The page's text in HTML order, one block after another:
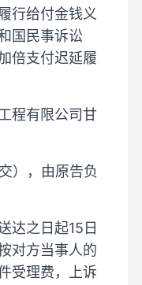
行给付金钱义
国民事诉讼
倍支付迟延履
程有限公司甘
），由原告负
达之日起15日
对方当事人的
受理费，上诉